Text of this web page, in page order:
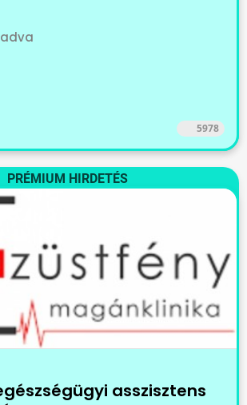
5978
PRÉMIUM HIRDETÉS
asszisztens